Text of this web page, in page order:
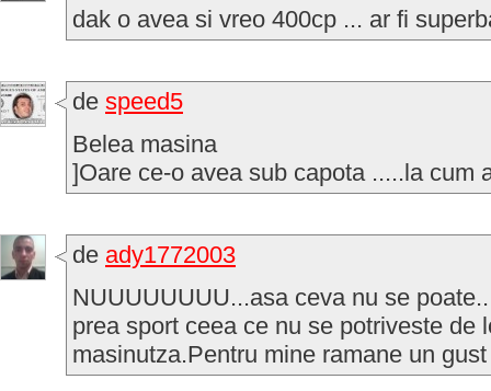
dak o avea si vreo 400cp ... ar fi
de speed5
Belea masina
]Oare ce-o avea sub capota .....la cum
de ady1772003
NUUUUUUUU...asa ceva nu se
prea sport ceea ce nu se potriveste de
masinutza.Pentru mine ramane un